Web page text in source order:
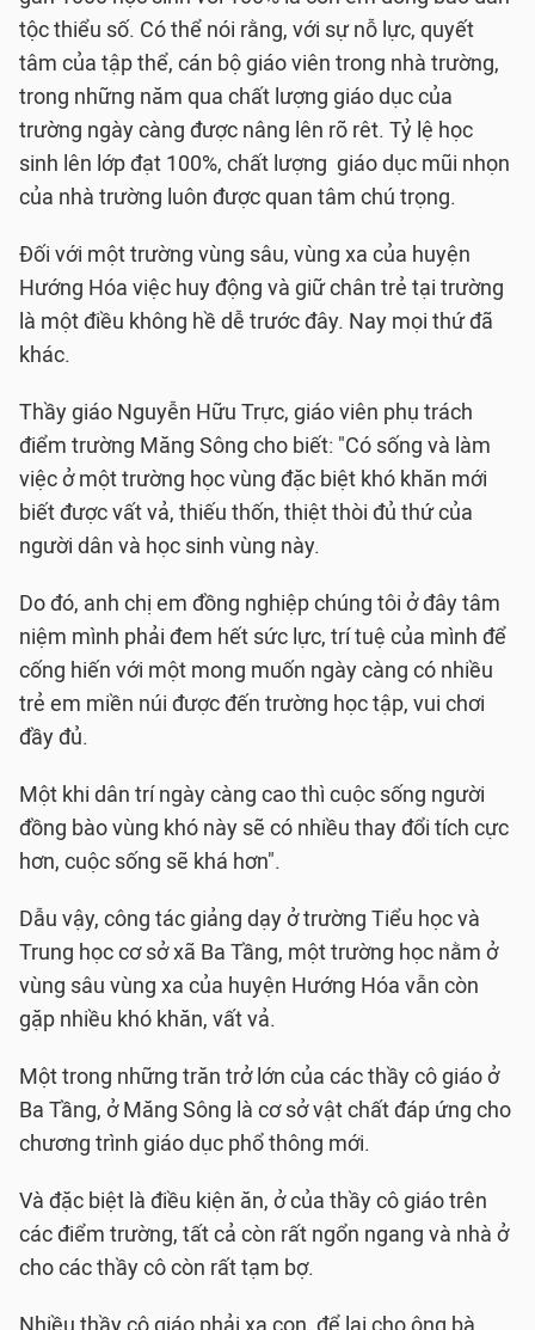
tộc thiểu số. Có thể nói rằng, với sự nỗ lực, quyết
tâm của tập thể, cán bộ giáo viên trong nhà trường,
trong những năm qua chất lượng giáo dục của
trường ngày càng được nâng lên rõ rêt. Tỷ lệ học
sinh lên lớp đạt 100%, chất lượng giáo dục mũi nhọn
của nhà trường luôn được quan tâm chú trọng.
Đối với một trường vùng sâu, vùng xa của huyện
Hướng Hóa việc huy động và giữ chân trẻ tại trường
là một điều không hề dễ trước đây. Nay mọi thứ đã
khác.
Thầy giáo Nguyễn Hữu Trực, giáo viên phụ trách
điểm trường Măng Sông cho biết: "Có sống và làm
việc ở một trường học vùng đặc biệt khó khăn mới
biết được vất vả, thiếu thốn, thiệt thòi đủ thứ của
người dân và học sinh vùng này.
Do đó, anh chị em đồng nghiệp chúng tôi ở đây tâm
niệm mình phải đem hết sức lực, trí tuệ của mình để
cống hiến với một mong muốn ngày càng có nhiều
trẻ em miền núi được đến trường học tập, vui chơi
đầy đủ.
Một khi dân trí ngày càng cao thì cuộc sống người
đồng bào vùng khó này sẽ có nhiều thay đổi tích cực
hơn, cuộc sống sẽ khá hơn".
Dẫu vậy, công tác giảng dạy ở trường Tiểu học và
Trung học cơ sở xã Ba Tầng, một trường học nằm ở
vùng sâu vùng xa của huyện Hướng Hóa vẫn còn
gặp nhiều khó khăn, vất vả.
Một trong những trăn trở lớn của các thầy cô giáo ở
Ba Tầng, ở Măng Sông là cơ sở vật chất đáp ứng cho
chương trình giáo dục phổ thông mới.
Và đặc biệt là điều kiện ăn, ở của thầy cô giáo trên
các điểm trường, tất cả còn rất ngổn ngang và nhà ở
cho các thầy cô còn rất tạm bợ.